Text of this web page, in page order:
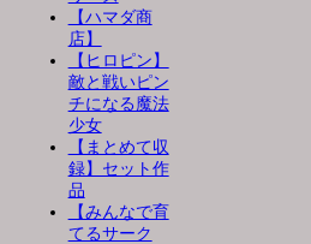
【ハマダ商
店】
【ヒロピン】
敵と戦いピン
チになる魔法
少女
【まとめて収
録】セット作
品
【みんなで育
てるサーク